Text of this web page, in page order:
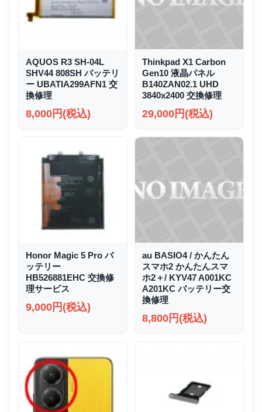
AQUOS R3 SH-04L
SHV44 808SH バッテリ
ー UBATIA299AFN1 交
換修理
8,000円(税込)
Thinkpad X1 Carbon
Gen10 液晶パネル
B140ZAN02.1 UHD
3840x2400 交換修理
29,000円(税込)
Honor Magic 5 Pro バ
ッテリー
HB526881EHC 交換修
理サービス
9,000円(税込)
au BASIO4 / かんたん
スマホ2 かんたんスマ
ホ2＋/ KYV47 A001KC
A201KC バッテリー交
換修理
8,800円(税込)